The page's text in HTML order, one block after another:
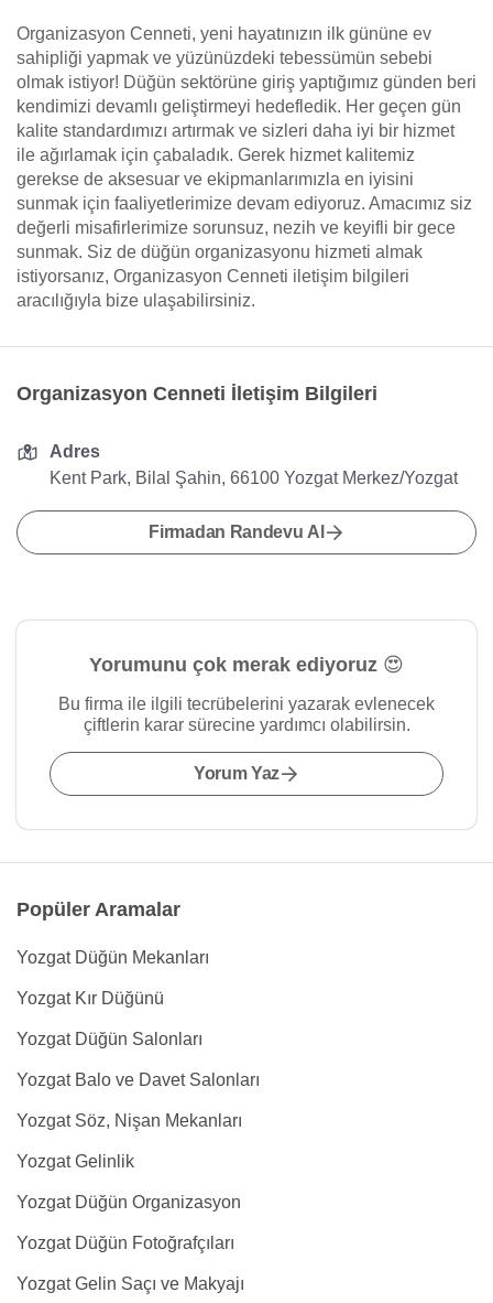
Organizasyon Cenneti, yeni hayatınızın ilk gününe ev
sahipliği yapmak ve yüzünüzdeki tebessümün sebebi
olmak istiyor! Düğün sektörüne giriş yaptığımız günden beri
kendimizi devamlı geliştirmeyi hedefledik. Her geçen gün
kalite standardımızı artırmak ve sizleri daha iyi bir hizmet
ile ağırlamak için çabaladık. Gerek hizmet kalitemiz
gerekse de aksesuar ve ekipmanlarımızla en iyisini
sunmak için faaliyetlerimize devam ediyoruz. Amacımız siz
değerli misafirlerimize sorunsuz, nezih ve keyifli bir gece
sunmak. Siz de düğün organizasyonu hizmeti almak
istiyorsanız, Organizasyon Cenneti iletişim bilgileri
aracılığıyla bize ulaşabilirsiniz.
Organizasyon Cenneti İletişim Bilgileri
Adres
Kent Park, Bilal Şahin, 66100 Yozgat Merkez/Yozgat
Firmadan Randevu Al
Yorumunu çok merak ediyoruz 😍
Bu firma ile ilgili tecrübelerini yazarak evlenecek
çiftlerin karar sürecine yardımcı olabilirsin.
Yorum Yaz
Popüler Aramalar
Yozgat Düğün Mekanları
Yozgat Kır Düğünü
Yozgat Düğün Salonları
Yozgat Balo ve Davet Salonları
Yozgat Söz, Nişan Mekanları
Yozgat Gelinlik
Yozgat Düğün Organizasyon
Yozgat Düğün Fotoğrafçıları
Yozgat Gelin Saçı ve Makyajı